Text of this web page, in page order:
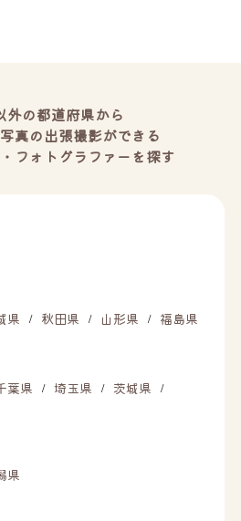
外の都道府県から
真の出張撮影ができる
フォトグラファーを探す
県 / 秋田県 / 山形県 / 福島県
葉県 / 埼玉県 / 茨城県 /
県